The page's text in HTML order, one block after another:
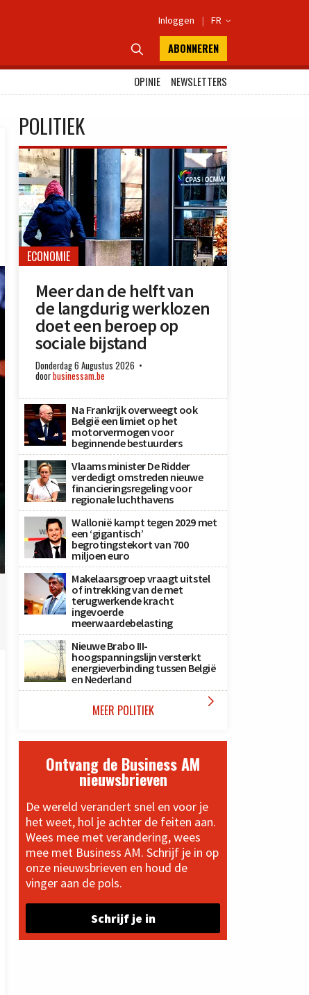
Inloggen | FR 
 ABONNEREN
OPINIE
NEWSLETTERS
POLITIEK
ECONOMIE
Meer dan de helft van
de langdurig werklozen
doet een beroep op
sociale bijstand
Donderdag 6 Augustus 2026
doorbusinessam.be
Na Frankrijk overweegt ook
België een limiet op het
motorvermogen voor
beginnende bestuurders
Vlaams minister De Ridder
verdedigt omstreden nieuwe
financieringsregeling voor
regionale luchthavens
Wallonië kampt tegen 2029 met
een ‘gigantisch’
begrotingstekort van 700
miljoen euro
Makelaarsgroep vraagt uitstel
of intrekking van de met
terugwerkende kracht
ingevoerde
meerwaardebelasting
Nieuwe Brabo III-
hoogspanningslijn versterkt
energieverbinding tussen België
en Nederland
MEER POLITIEK 
Ontvang de Business AM
nieuwsbrieven
De wereld verandert snel en voor je
het weet, hol je achter de feiten aan.
Wees mee met verandering, wees
mee met Business AM. Schrijf je in op
onze nieuwsbrieven en houd de
vinger aan de pols.
Schrijf je in